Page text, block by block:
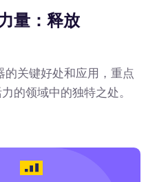
量：释放
关键好处和应用，重点
的领域中的独特之处。